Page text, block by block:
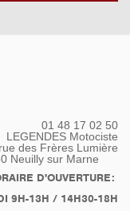
01 48 17 02 50
LEGENDES Motociste
des Frères Lumière
Neuilly sur Marne
D'OUVERTURE:
9H-13H / 14H30-18H